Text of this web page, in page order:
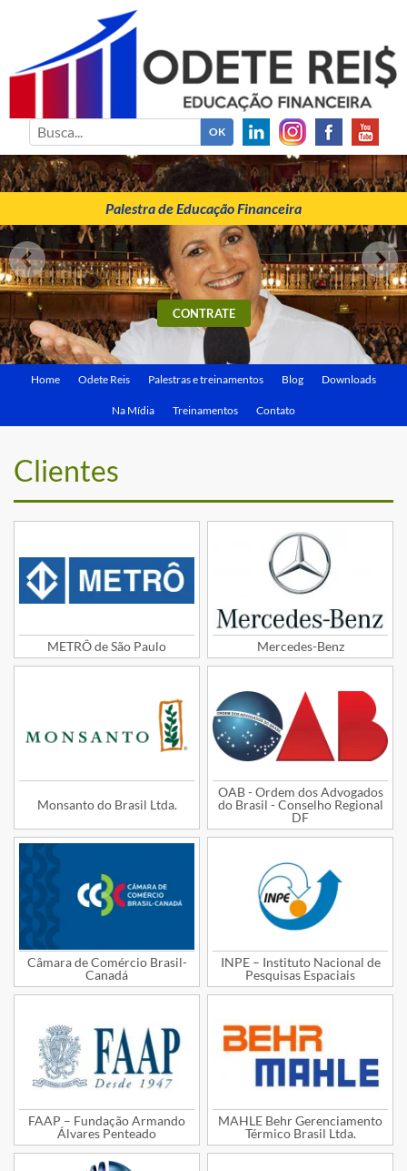
ODETE REIS
Palestrante de Educação Financeira
Palestra de Educação Financeira
CONTRATE
Home Odete Reis Palestras e treinamentos Blog Downloads
Na Mídia Treinamentos Contato
Clientes
METRÔ de São Paulo Mercedes-Benz
Monsanto do Brasil Ltda.
OAB - Ordem dos Advogados
do Brasil - Conselho Regional
DF
Câmara de Comércio Brasil-
Canadá
INPE – Instituto Nacional de
Pesquisas Espaciais
FAAP – Fundação Armando
Álvares Penteado
MAHLE Behr Gerenciamento
Térmico Brasil Ltda.